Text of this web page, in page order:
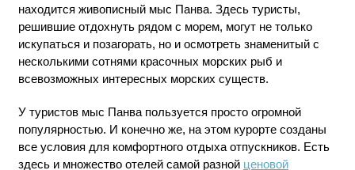
находится живописный мыс Панва. Здесь туристы,
решившие отдохнуть рядом с морем, могут не только
искупаться и позагорать, но и осмотреть знаменитый с
несколькими сотнями красочных морских рыб и
всевозможных интересных морских существ.
У туристов мыс Панва пользуется просто огромной
популярностью. И конечно же, на этом курорте созданы
все условия для комфортного отдыха отпускников. Есть
здесь и множество отелей самой разной ценовой